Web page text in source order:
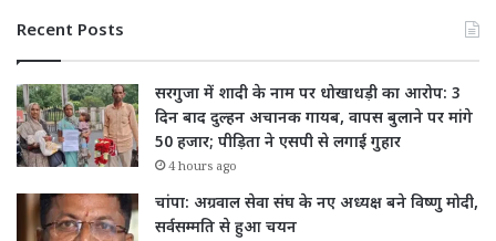
Recent Posts
सरगुजा में शादी के नाम पर धोखाधड़ी का आरोप: 3
दिन बाद दुल्हन अचानक गायब, वापस बुलाने पर मांगे
50 हजार; पीड़िता ने एसपी से लगाई गुहार
4 hours ago
चांपा: अग्रवाल सेवा संघ के नए अध्यक्ष बने विष्णु मोदी,
सर्वसम्मति से हुआ चयन